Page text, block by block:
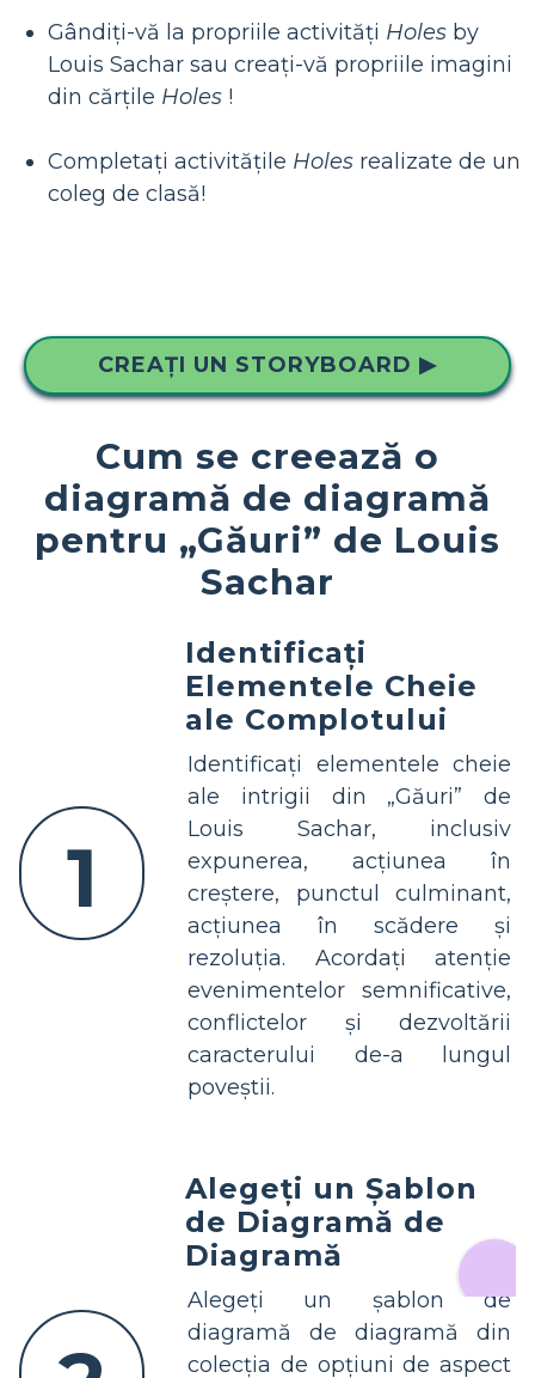
Gândiți-vă la propriile activități Holes by
Louis Sachar sau creați-vă propriile imagini
din cărțile Holes !
Completați activitățile Holes realizate de un
coleg de clasă!
CREAȚI UN STORYBOARD ▶
Cum se creează o
diagramă de diagramă
pentru „Găuri” de Louis
Sachar
1
Identificați
Elementele Cheie
ale Complotului
Identificați elementele cheie
ale intrigii din „Găuri” de
Louis Sachar, inclusiv
expunerea, acțiunea în
creștere, punctul culminant,
acțiunea în scădere și
rezoluția. Acordați atenție
evenimentelor semnificative,
conflictelor și dezvoltării
caracterului de-a lungul
poveștii.
Alegeți un Șablon
de Diagramă de
Diagramă
Alegeți un șablon de
diagramă de diagramă din
colecția de opțiuni de aspect